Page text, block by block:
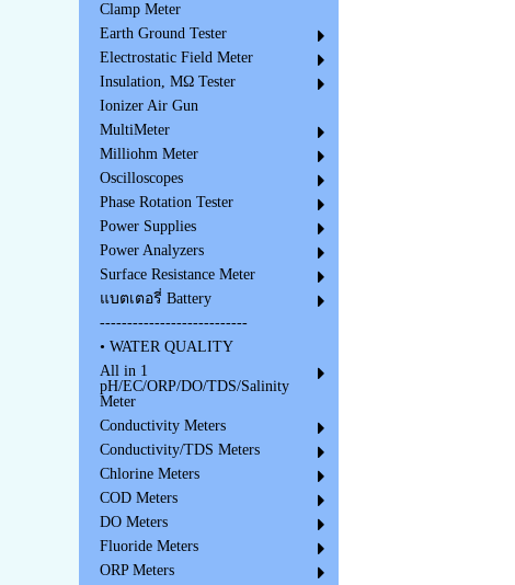
Clamp Meter
Earth Ground Tester
Electrostatic Field Meter
Insulation, MΩ Tester
Ionizer Air Gun
MultiMeter
Milliohm Meter
Oscilloscopes
Phase Rotation Tester
Power Supplies
Power Analyzers
Surface Resistance Meter
แบตเตอรี่ Battery
---------------------------
• WATER QUALITY
All in 1
pH/EC/ORP/DO/TDS/Salinity
Meter
Conductivity Meters
Conductivity/TDS Meters
Chlorine Meters
COD Meters
DO Meters
Fluoride Meters
ORP Meters